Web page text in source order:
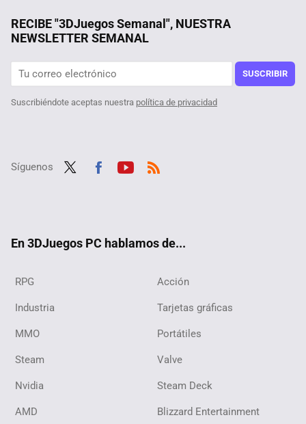
Más de 15 juegos de esta carismática saga de estrategia en tiempo real por sólo 6 euros en Steam, perfectos para celebrar la liberación de su código fuente y empezar a modearlos
RECIBE "3DJuegos Semanal", NUESTRA
NEWSLETTER SEMANAL
SUSCRIBIR
Suscribiéndote aceptas nuestra política de privacidad
Síguenos
En 3DJuegos PC hablamos de...
RPG Acción
Industria Tarjetas gráficas
MMO Portátiles
Steam Valve
Nvidia Steam Deck
AMD Blizzard Entertainment